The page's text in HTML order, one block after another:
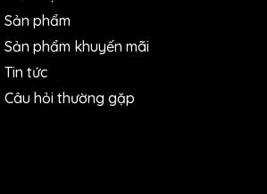
Sản phẩm
Sản phẩm khuyến mãi
Tin tức
Câu hỏi thường gặp